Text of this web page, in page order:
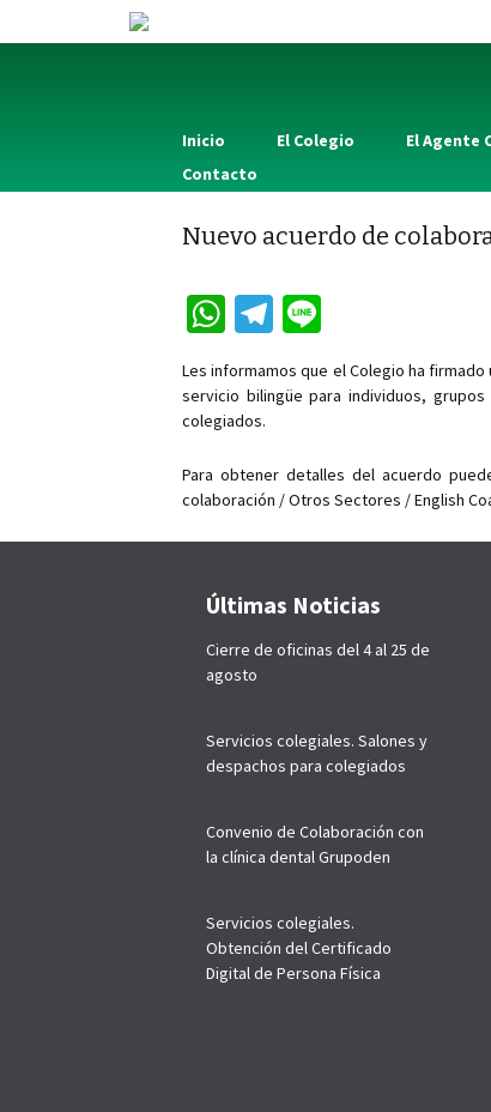
Inicio El Colegio El Agente
Contacto
Nuevo acuerdo de
W
h
at
sA
p
p
Te
gr
m
e
Les informamos que el Colegio ha
servicio bilingüe para individuos,
colegiados.
Para obtener detalles del acuerdo
colaboración / Otros Sectores / English
Últimas Noticias
Cierre de oficinas del 4 al 25 de
agosto
Servicios colegiales. Salones y
despachos para colegiados
Convenio de Colaboración con
la clínica dental Grupoden
Servicios colegiales.
Obtención del Certificado
Digital de Persona Física